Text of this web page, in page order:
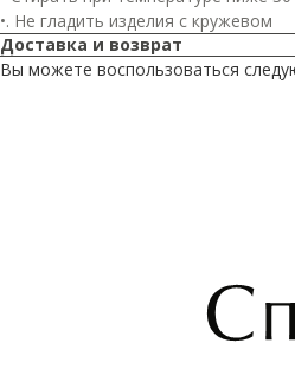
•. Не гладить изделия с кружевом
Доставка и возврат
Вы можете воспользоваться